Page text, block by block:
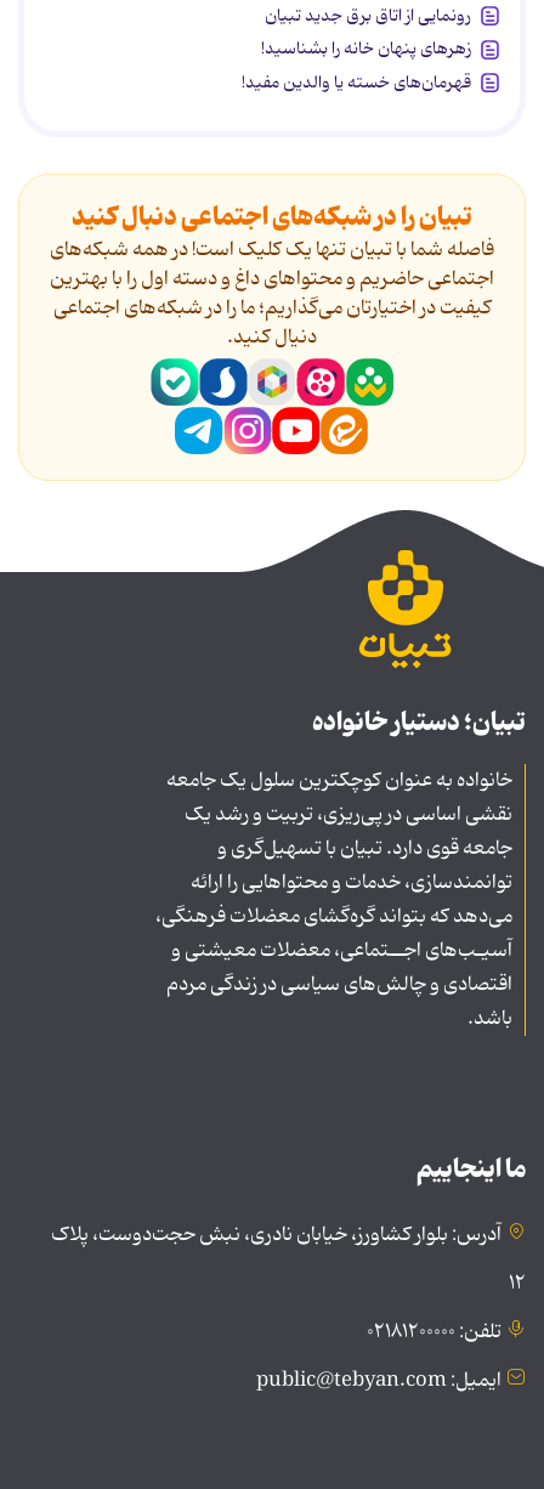
رونمایی از اتاق برق جدید تبیان
زهرهای پنهان خانه را بشناسید!
قهرمان‌های خسته یا والدین مفید!
تبیان را در شبکه‌های اجتماعی دنبال کنید
فاصله شما با تبیان تنها یک کلیک است! در همه شبکه‌های
اجتماعی حاضریم و محتواهای داغ و دسته اول را با بهترین
کیفیت در اختیارتان می‌گذاریم؛ ما را در شبکه‌های اجتماعی
دنیال کنید.
تبیان؛ دستیار خانواده
خانواده به عنوان کوچکترین سلول یک جامعه
نقشی اساسی در پی‌ریزی، تربیت و رشد یک
جامعه قوی دارد. تبیان با تسهیل‌گری و
توانمندسازی، خدمات و محتواهایی را ارائه
می‌دهد که بتواند گره‌گشای معضلات فرهنگی،
آسیـب‌های اجــتماعی، معضلات معیشتی و
اقتصادی و چالش‌های سیاسی در زندگی مردم
باشد.
ما اینجاییم
آدرس: بلوار کشاورز، خیابان نادری، نبش حجت‌دوست، پلاک
۱۲
تلفن: ۰۲۱۸۱۲۰۰۰۰۰
ایمیل: public@tebyan.com